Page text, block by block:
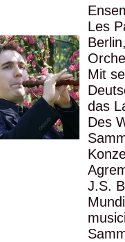
Les
Mit
das
Des
J.S.